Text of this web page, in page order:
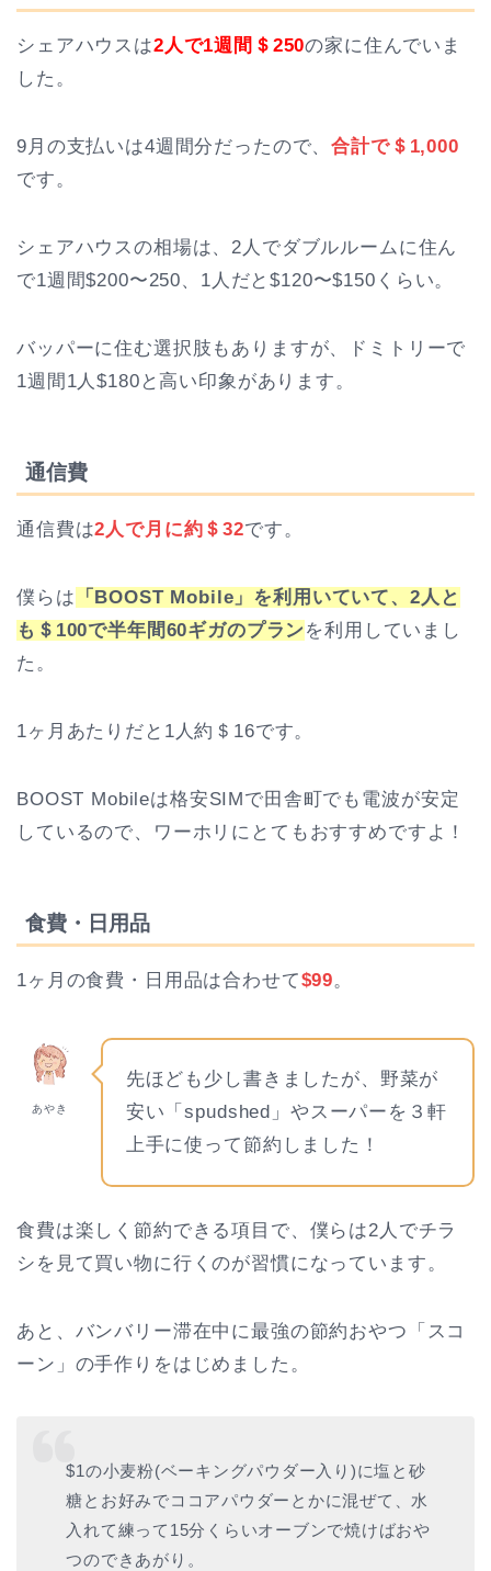
シェアハウスは2人で1週間＄250の家に住んでいま
した。
9月の支払いは4週間分だったので、合計で＄1,000
です。
シェアハウスの相場は、2人でダブルルームに住ん
で1週間$200〜250、1人だと$120〜$150くらい。
バッパーに住む選択肢もありますが、ドミトリーで
1週間1人$180と高い印象があります。
通信費
通信費は2人で月に約＄32です。
僕らは 「BOOST Mobile」を利用いていて、2人と
も＄100で半年間60ギガのプランを利用していまし
た。
1ヶ月あたりだと1人約＄16です。
BOOST Mobileは格安SIMで田舎町でも電波が安定
しているので、ワーホリにとてもおすすめですよ！
食費・日用品
1ヶ月の食費・日用品は合わせて$99。
あやき
先ほども少し書きましたが、野菜が
安い「spudshed」やスーパーを３軒
上手に使って節約しました！
食費は楽しく節約できる項目で、僕らは2人でチラ
シを見て買い物に行くのが習慣になっています。
あと、バンバリー滞在中に最強の節約おやつ「スコ
ーン」の手作りをはじめました。
$1の小麦粉(ベーキングパウダー入り)に塩と砂
糖とお好みでココアパウダーとかに混ぜて、水
入れて練って15分くらいオーブンで焼けばおや
つのできあがり。